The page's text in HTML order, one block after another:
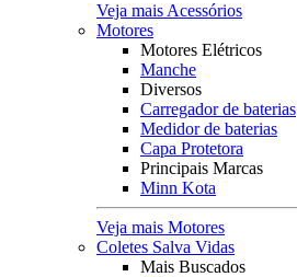
Veja mais Acessórios
Motores
Motores Elétricos
Manche
Diversos
Carregador de baterias
Medidor de baterias
Capa Protetora
Principais Marcas
Minn Kota
Veja mais Motores
Coletes Salva Vidas
Mais Buscados